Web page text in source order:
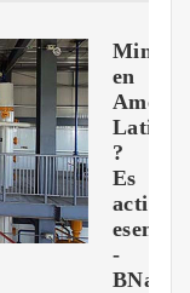
en
Latina:
?
Es
-